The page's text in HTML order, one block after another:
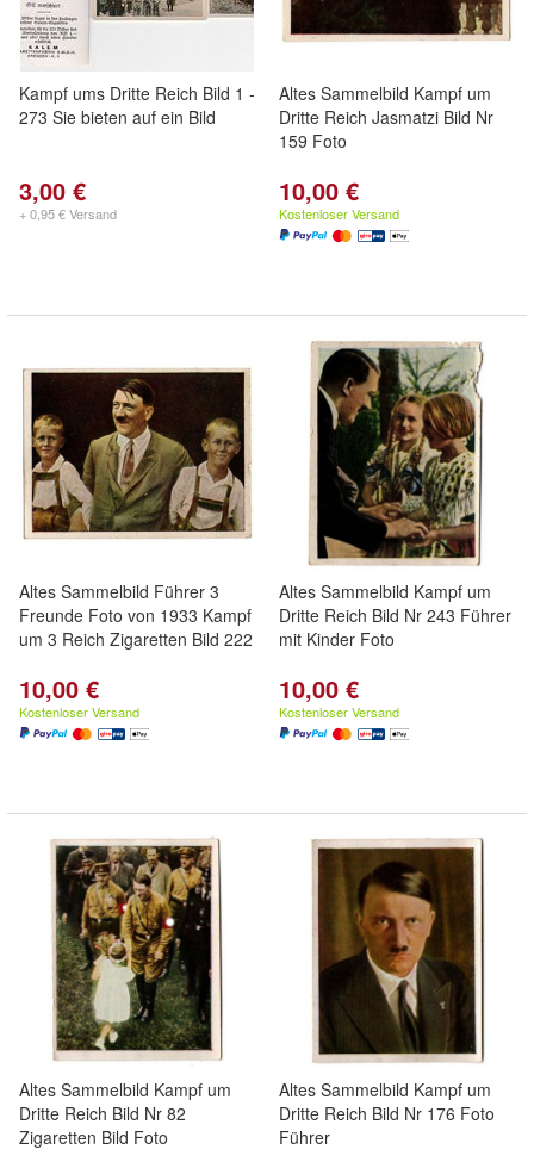
Kampf ums Dritte Reich Bild 1 -
273 Sie bieten auf ein Bild
3,00 €
+ 0,95 € Versand
Altes Sammelbild Kampf um
Dritte Reich Jasmatzi Bild Nr
159 Foto
10,00 €
Kostenloser Versand
Altes Sammelbild Führer 3
Freunde Foto von 1933 Kampf
um 3 Reich Zigaretten Bild 222
10,00 €
Kostenloser Versand
Altes Sammelbild Kampf um
Dritte Reich Bild Nr 243 Führer
mit Kinder Foto
10,00 €
Kostenloser Versand
Altes Sammelbild Kampf um
Dritte Reich Bild Nr 82
Zigaretten Bild Foto
Altes Sammelbild Kampf um
Dritte Reich Bild Nr 176 Foto
Führer